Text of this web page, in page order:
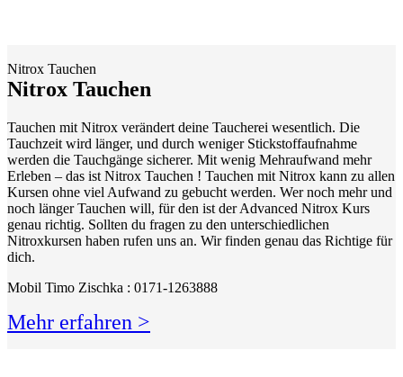
Nitrox Tauchen
Nitrox Tauchen
Tauchen mit Nitrox verändert deine Taucherei wesentlich. Die
Tauchzeit wird länger, und durch weniger Stickstoffaufnahme
werden die Tauchgänge sicherer. Mit wenig Mehraufwand mehr
Erleben – das ist Nitrox Tauchen ! Tauchen mit Nitrox kann zu allen
Kursen ohne viel Aufwand zu gebucht werden. Wer noch mehr und
noch länger Tauchen will, für den ist der Advanced Nitrox Kurs
genau richtig. Sollten du fragen zu den unterschiedlichen
Nitroxkursen haben rufen uns an. Wir finden genau das Richtige für
dich.
Mobil Timo Zischka : 0171-1263888
Mehr erfahren >